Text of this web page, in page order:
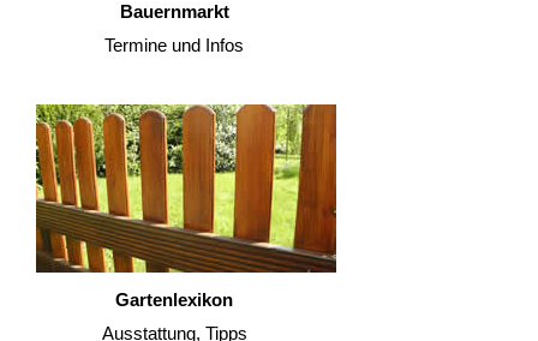
Bauernmarkt
Termine und Infos
Gartenlexikon
Ausstattung, Tipps